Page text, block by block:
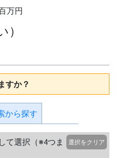
万円
）
すか？
から探す
て選択（※4つま
選択をクリア